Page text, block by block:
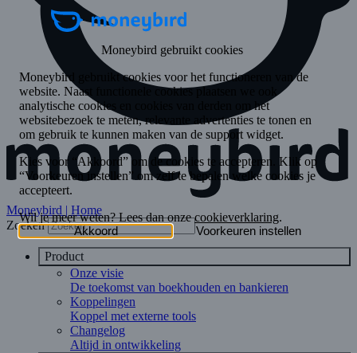
Moneybird | Home
Zoeken
Product
Onze visie
De toekomst van boekhouden en bankieren
Koppelingen
Koppel met externe tools
Changelog
Altijd in ontwikkeling